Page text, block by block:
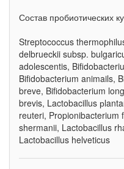
Состав пробиотических
Streptococcus
delbrueckii subsp.
adolescentis,
Bifidobacterium animails,
breve, Bifidobacterium
brevis, Lactobacillus
reuteri, Propionibacterium
shermanii, Lactobacillus
Lactobacillus helveticus